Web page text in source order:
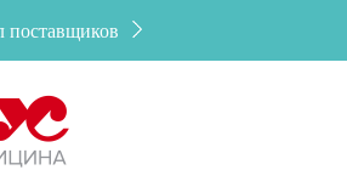
поставщиков